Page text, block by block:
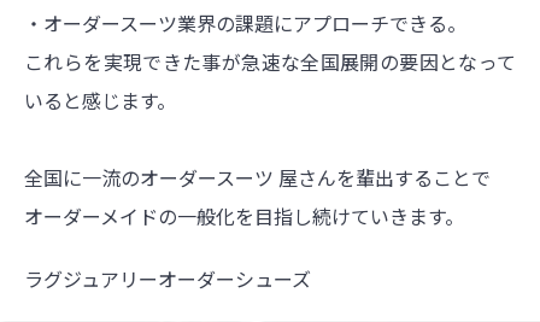
・オーダースーツ業界の課題にアプローチできる。
これらを実現できた事が急速な全国展開の要因となって
いると感じます。
全国に一流のオーダースーツ 屋さんを輩出することで
オーダーメイドの一般化を目指し続けていきます。
ラグジュアリーオーダーシューズ